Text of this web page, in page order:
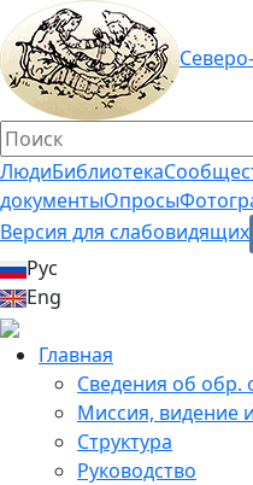
ЛюдиБиблиотека
документыОпросы
Версия для слабовидящих
Рус
Eng
Главная
Сведения об обр.
Миссия, видение
Структура
Руководство